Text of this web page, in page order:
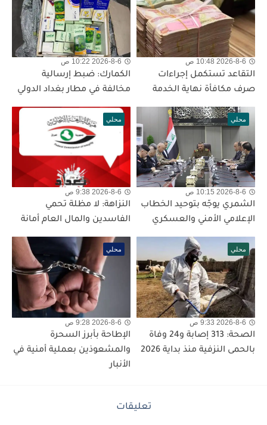
2026-8-6 10:48 ص
التقاعد تستكمل إجراءات
صرف مكافأة نهاية الخدمة
2026-8-6 10:22 ص
الكمارك: ضبط إرسالية
مخالفة في مطار بغداد الدولي
محلي
2026-8-6 10:15 ص
الشمري يوجّه بتوحيد الخطاب
الإعلامي الأمني والعسكري
محلي
2026-8-6 9:38 ص
النزاهة: لا مظلة تحمي
الفاسدين والمال العام أمانة
محلي
2026-8-6 9:33 ص
الصحة: 313 إصابة و24 وفاة
بالحمى النزفية منذ بداية 2026
محلي
2026-8-6 9:28 ص
الإطاحة بأبرز السحرة
والمشعوذين بعملية أمنية في
الأنبار
تعليقات